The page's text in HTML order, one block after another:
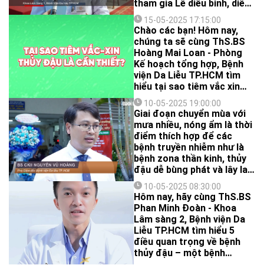
tham gia Lễ diễu binh, diễu
hành Kỷ niệm 50 năm Ngày
Giải phóng miền Nam,
thống nhất Đất nước
(30/4/1975-30/4/2025) vừa
qua đã gặp một số các vấn
đề về da.
15-05-2025 17:15:00
Chào các bạn! Hôm nay,
chúng ta sẽ cùng ThS.BS
Hoàng Mai Loan - Phòng
Kế hoạch tổng hợp, Bệnh
viện Da Liễu TP.HCM tìm
hiểu tại sao tiêm vắc xin
thủy đậu lại vô cùng quan
trọng cho sức khỏe của
bạn và gia đình nhé!
10-05-2025 19:00:00
Giai đoạn chuyển mùa với
mưa nhiều, nóng ẩm là thời
điểm thích hợp để các
bệnh truyền nhiễm như là
bệnh zona thần kinh, thủy
đậu dễ bùng phát và lây lan.
Người dân cần có các biện
pháp chủ động phòng ngừa
cũng như điều trị đúng, kịp
thời nếu mắc bệnh.
10-05-2025 08:30:00
Hôm nay, hãy cùng ThS.BS
Phan Minh Đoàn - Khoa
Lâm sàng 2, Bệnh viện Da
Liễu TP.HCM tìm hiểu 5
điều quan trọng về bệnh
thủy đậu – một bệnh